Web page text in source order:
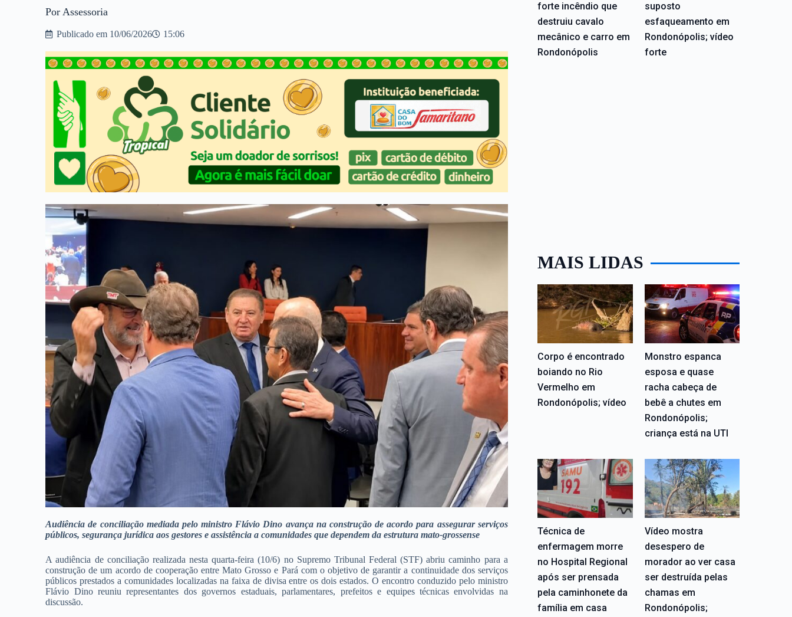
Por Assessoria
Publicado em 10/06/2026 15:06
Audiência de conciliação mediada pelo ministro Flávio Dino avança na construção de acordo para assegurar serviços
públicos, segurança jurídica aos gestores e assistência a comunidades que dependem da estrutura mato-grossense
A audiência de conciliação realizada nesta quarta-feira (10/6) no Supremo Tribunal Federal (STF) abriu caminho para a
construção de um acordo de cooperação entre Mato Grosso e Pará com o objetivo de garantir a continuidade dos serviços
públicos prestados a comunidades localizadas na faixa de divisa entre os dois estados. O encontro conduzido pelo ministro
Flávio Dino reuniu representantes dos governos estaduais, parlamentares, prefeitos e equipes técnicas envolvidas na
discussão.
forte incêndio que
destruiu cavalo
mecânico e carro em
Rondonópolis
suposto
esfaqueamento em
Rondonópolis; vídeo
forte
MAIS LIDAS
Corpo é encontrado
boiando no Rio
Vermelho em
Rondonópolis; vídeo
Monstro espanca
esposa e quase
racha cabeça de
bebê a chutes em
Rondonópolis;
criança está na UTI
Técnica de
enfermagem morre
no Hospital Regional
após ser prensada
pela caminhonete da
família em casa
Vídeo mostra
desespero de
morador ao ver casa
ser destruída pelas
chamas em
Rondonópolis;